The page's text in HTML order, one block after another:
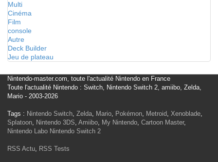
Multi
Cinéma
Film
console
Autre
Deck Builder
Jeu de plateau
Nintendo-master.com, toute l'actualité Nintendo en France
Toute l'actualité Nintendo : Switch, Nintendo Switch 2, amiibo, Zelda,
Mario - 2003-2026
Tags : Nintendo Switch, Zelda, Mario, Pokémon, Metroid, Xenoblade,
Splatoon, Nintendo 3DS, Amiibo, My Nintendo, Cartoon Master,
Nintendo Labo Nintendo Switch 2
RSS Actu, RSS Tests